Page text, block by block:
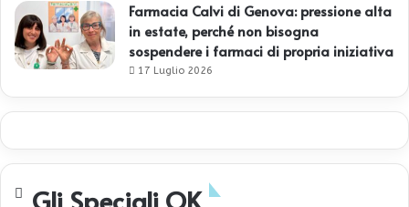
Farmacia Calvi di Genova: pressione alta
in estate, perché non bisogna
sospendere i farmaci di propria iniziativa
17 Luglio 2026